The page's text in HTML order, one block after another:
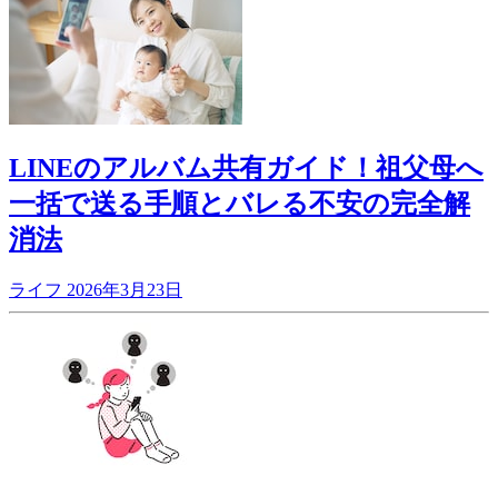
LINEのアルバム共有ガイド！祖父母へ
一括で送る手順とバレる不安の完全解
消法
ライフ 2026年3月23日